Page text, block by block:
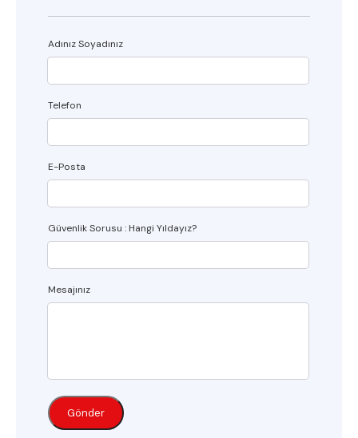
Adınız Soyadınız
Telefon
E-Posta
Güvenlik Sorusu : Hangi Yıldayız?
Mesajınız
Gönder